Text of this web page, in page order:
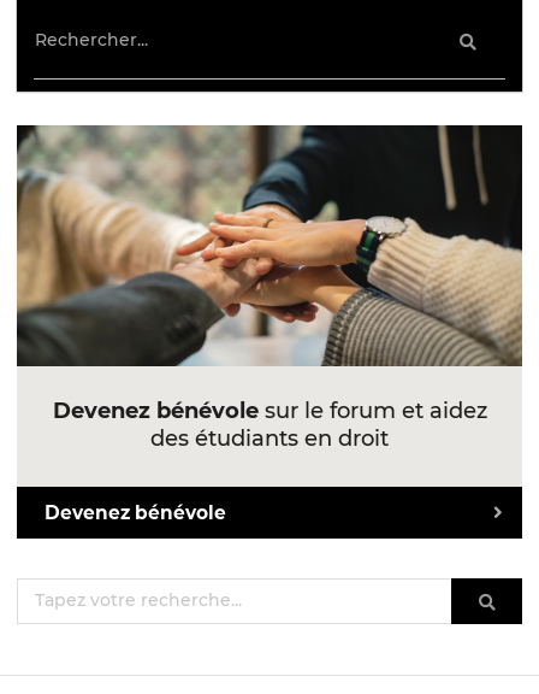
Devenez bénévolesur le forum et aidez
des étudiants en droit
Devenez bénévole